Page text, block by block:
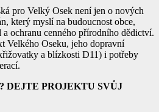
pro Velký Osek není jen o nových
který myslí na budoucnost obce,
ochranu cenného přírodního dědictví.
Velkého Oseku, jeho dopravní
a blízkosti D11) i potřeby
DEJTE PROJEKTU SVŮJ